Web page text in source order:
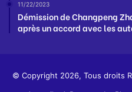
11/22/2023
Démission de Changpeng
après un accord avec les
© Copyright 2026, Tous droits